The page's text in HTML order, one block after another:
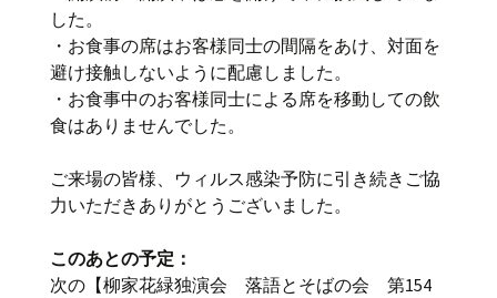
した。
・お食事の席はお客様同士の間隔をあけ、対面を
避け接触しないように配慮しました。
・お食事中のお客様同士による席を移動しての飲
食はありませんでした。
ご来場の皆様、ウィルス感染予防に引き続きご協
力いただきありがとうございました。
このあとの予定：
次の【柳家花緑独演会 落語とそばの会 第154